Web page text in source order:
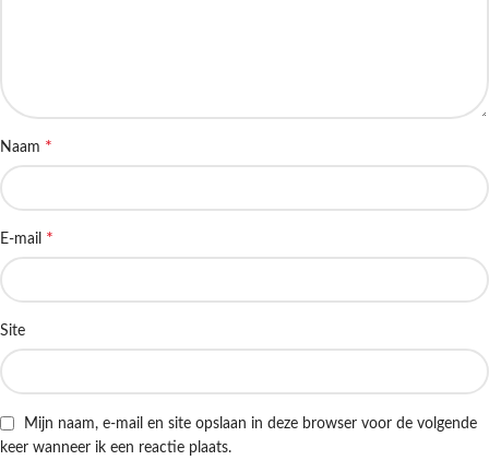
Naam *
E-mail *
Site
Mijn naam, e-mail en site opslaan in deze browser voor de volgende
keer wanneer ik een reactie plaats.